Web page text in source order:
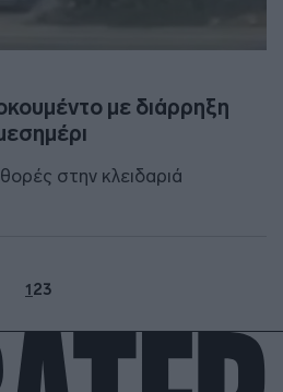
με διάρρηξη
στην κλειδαριά
123